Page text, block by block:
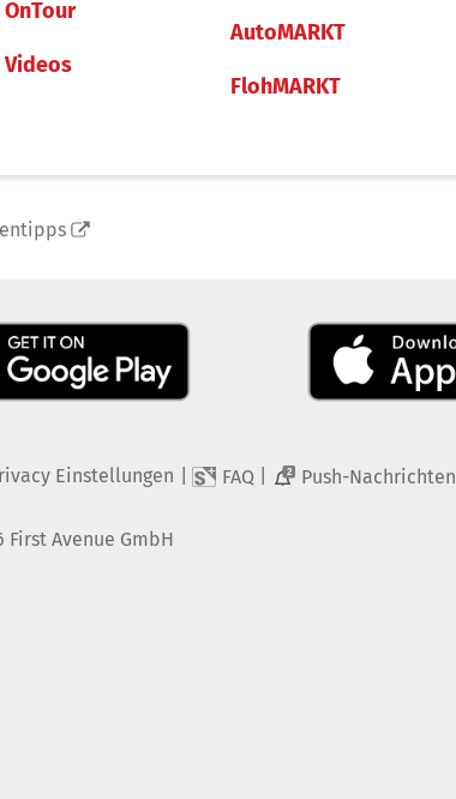
OnTour
Videos
AutoMARKT
FlohMARKT
Einstellungen FAQ 2 Push-Nachrichten
First Avenue GmbH